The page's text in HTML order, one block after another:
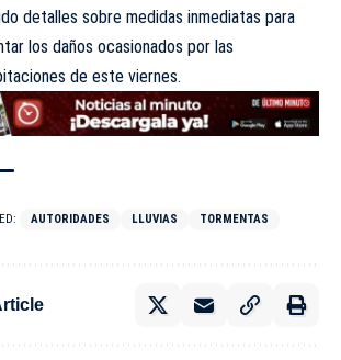
detalles sobre medidas inmediatas para
los daños ocasionados por las
de este viernes.
AUTORIDADES LLUVIAS TORMENTAS